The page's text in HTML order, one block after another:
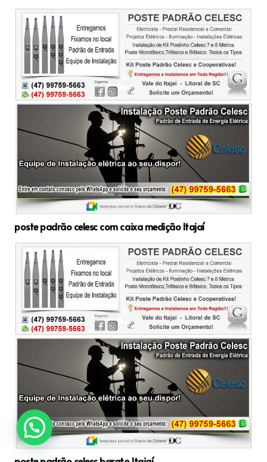
poste padrão celesc com caixa medição Itajaí